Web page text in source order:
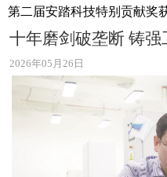
第二届安踏科技特别贡献奖
十年磨剑破垄断 铸强
2026年05月26日